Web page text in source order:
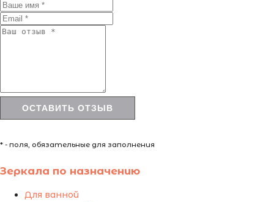
* - поля, обязательные для заполнения
Зеркала по назначению
Для ванной